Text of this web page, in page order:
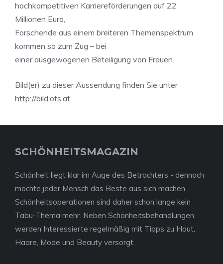
hochkompetitiven Karriereförderungen auf 22
Millionen Euro,
Forschende aus einem breiteren Themenspektrum
kommen so zum Zug – bei
einer ausgewogenen Beteiligung von Frauen.
Bild(er) zu dieser Aussendung finden Sie unter
http://bild.ots.at
SCHÖNHEITSMAGAZIN
Schönheit liegt klar im Auge des Betrachters - dennoch
möchte jeder Mensch das Beste aus sich machen.
Schönheitsoperationen sind daher schon lange kein
Tabu-Thema mehr. Neben Schönheitsbehandlungen
werden Interessierte regelmäßig mit Tipps zu Haut,
Haare, Mode und Beauty versorgt.